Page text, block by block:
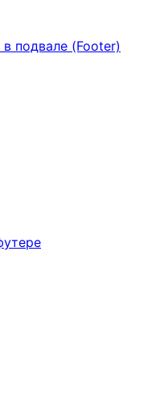
подвале (Footer)